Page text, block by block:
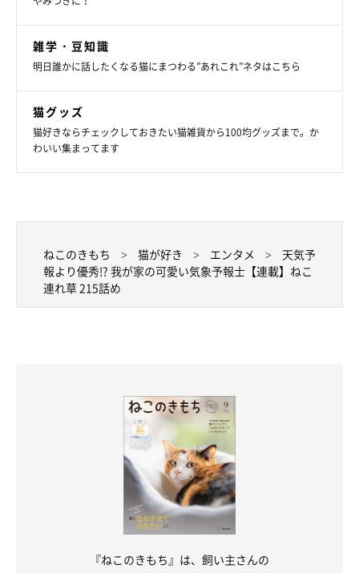
雑学・豆知識
明日誰かに話したくなる猫にまつわる”あれこれ”ネタはこちら
猫グッズ
猫好きならチェックしておきたい猫雑貨から100均グッズまで。か
わいい集まってます
ねこのきもち 猫が好き エンタメ
天気予
報より優秀!? 我が家の可愛い気象予報士【連載】ねこ
連れ草 215話め
『ねこのきもち』は、飼い主さんの